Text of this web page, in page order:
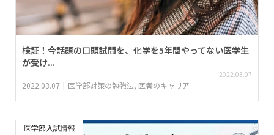
検証！今話題の口頭試問を、化学を5年間やってない医学生
が受け...
2022.03.07
2022.03.07 医学部対策の勉強法, 医者のキャリア
医学部入試情報